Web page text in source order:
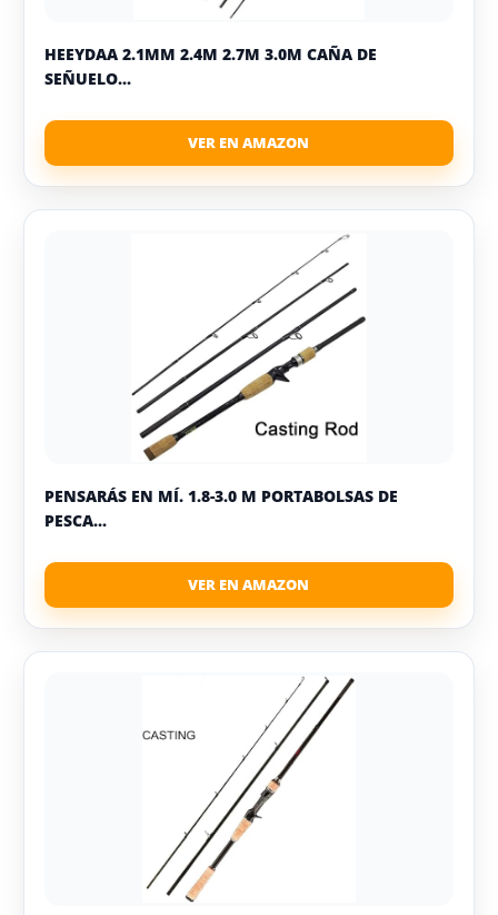
HEEYDAA 2.1MM 2.4M 2.7M 3.0M CAÑA DE
SEÑUELO...
PENSARÁS EN MÍ. 1.8-3.0 M PORTABOLSAS DE
PESCA...